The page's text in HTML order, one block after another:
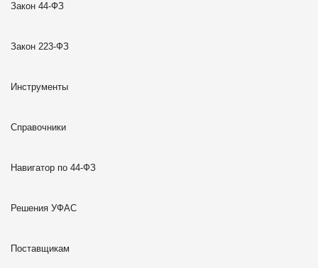
Закон 44-ФЗ
Закон 223-ФЗ
Инструменты
Справочники
Навигатор по 44-ФЗ
Решения УФАС
Поставщикам